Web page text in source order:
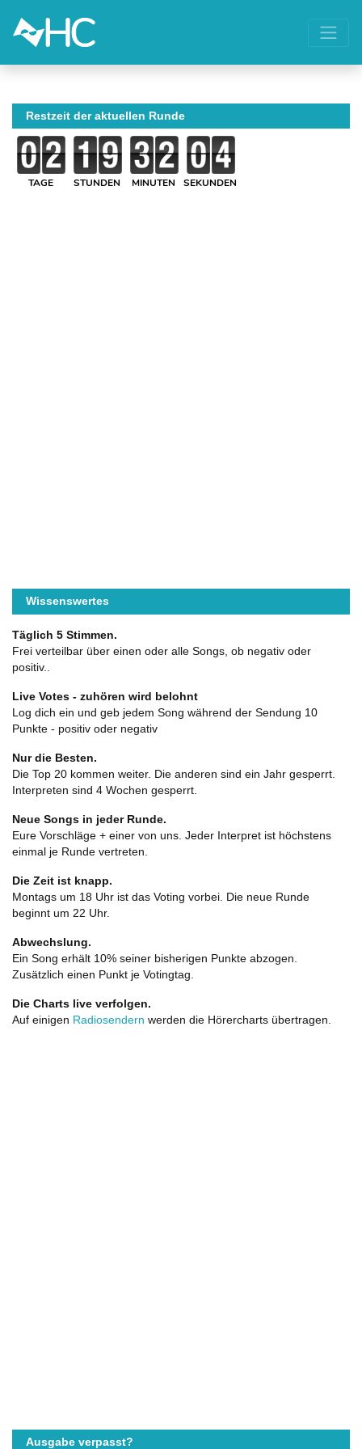
Restzeit der aktuellen Runde
TAGE STUNDEN MINUTEN SEKUNDEN
Wissenswertes
Täglich 5 Stimmen.
Frei verteilbar über einen oder alle Songs, ob negativ oder
positiv..
Live Votes - zuhören wird belohnt
Log dich ein und geb jedem Song während der Sendung 10
Punkte - positiv oder negativ
Nur die Besten.
Die Top 20 kommen weiter. Die anderen sind ein Jahr gesperrt.
Interpreten sind 4 Wochen gesperrt.
Neue Songs in jeder Runde.
Eure Vorschläge + einer von uns. Jeder Interpret ist höchstens
einmal je Runde vertreten.
Die Zeit ist knapp.
Montags um 18 Uhr ist das Voting vorbei. Die neue Runde
beginnt um 22 Uhr.
Abwechslung.
Ein Song erhält 10% seiner bisherigen Punkte abzogen.
Zusätzlich einen Punkt je Votingtag.
Die Charts live verfolgen.
Auf einigen Radiosendern werden die Hörercharts übertragen.
Ausgabe verpasst?